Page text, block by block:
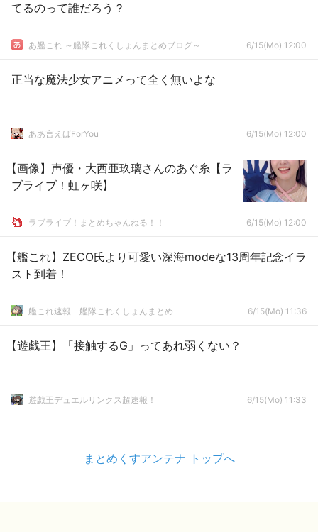
てるのって誰だろう？
あ艦これ ～艦隊これくしょんまとめブログ～ 6/15(Mo) 12:00
正当な魔法少女アニメって全く無いよな
ああ言えばForYou 6/15(Mo) 12:00
【画像】声優・大西亜玖璃さんのあぐ糸【ラ
ブライブ！虹ヶ咲】
ラブライブ！まとめちゃんねる！！ 6/15(Mo) 12:00
【艦これ】ZECO氏より可愛い深海modeな13周年記念イラ
スト到着！
艦これ速報 艦隊これくしょんまとめ 6/15(Mo) 11:36
【遊戯王】「接触するG」ってあれ弱くない？
遊戯王デュエルリンクス超速報！ 6/15(Mo) 11:33
まとめくすアンテナ トップへ